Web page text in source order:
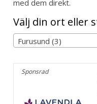
med dem direkt.
Välj din ort eller
Furusund (3)
Sponsrad